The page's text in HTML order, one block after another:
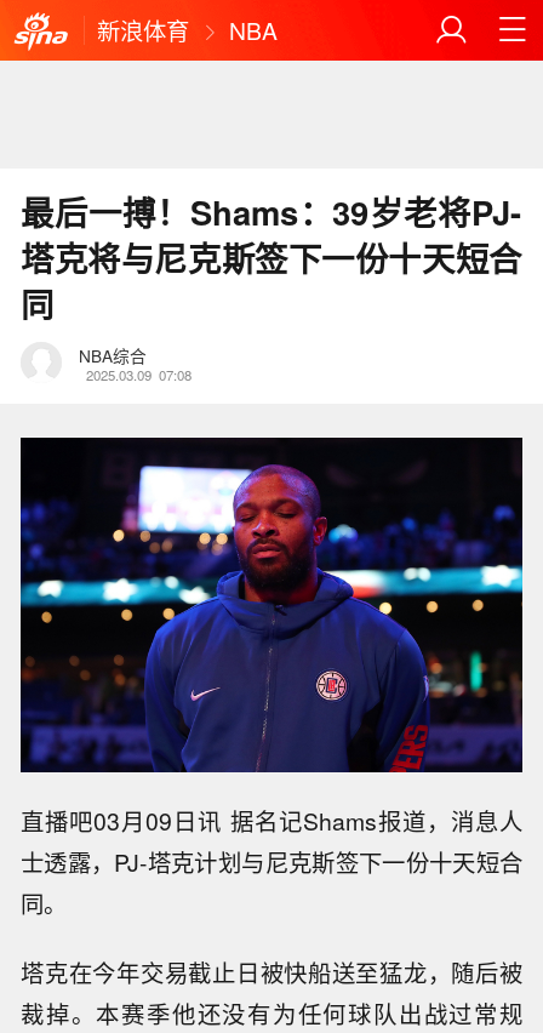
新浪体育 NBA
最后一搏！Shams：39岁老将PJ-
塔克将与尼克斯签下一份十天短合
同
NBA综合
2025.03.09 07:08
直播吧03月09日讯 据名记Shams报道，消息人
士透露，PJ-塔克计划与尼克斯签下一份十天短合
同。
塔克在今年交易截止日被快船送至猛龙，随后被
裁掉。本赛季他还没有为任何球队出战过常规